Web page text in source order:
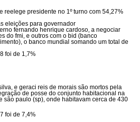
reelege presidente no 1º turno com 54,27%
eleições para governador
fernando henrique cardoso, a negociar
do fmi, e outros com o bid (banco
o banco mundial somando um total de
foi de 1,7%
e geraci reis de morais são mortos pela
de posse do conjunto habitacional na
são paulo (sp), onde habitavam cerca de 430
foi de 7,4%